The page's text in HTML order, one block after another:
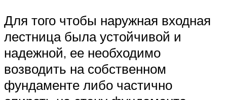
Для того чтобы наружная входная
лестница была устойчивой и
надежной, ее необходимо
возводить на собственном
фундаменте либо частично